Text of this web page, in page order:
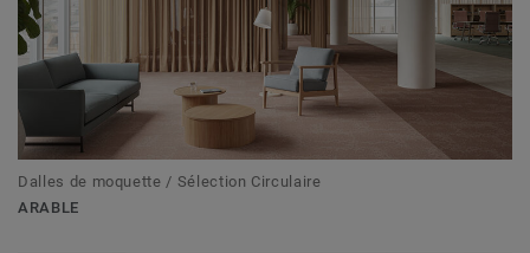
Dalles de moquette / Sélection Circulaire
ARABLE